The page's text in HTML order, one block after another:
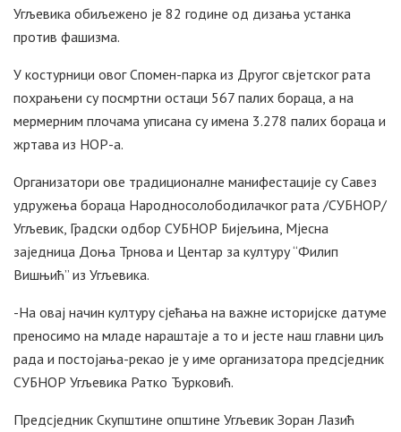
Угљевика обиљежено је 82 године од дизања устанка
против фашизма.
У костурници овог Спомен-парка из Другог свјетског рата
похрањени су посмртни остаци 567 палих бораца, а на
мермерним плочама уписана су имена 3.278 палих бораца и
жртава из НОР-а.
Организатори ове традиционалне манифестације су Савез
удружења бораца Народносолободилачког рата /СУБНОР/
Угљевик, Градски одбор СУБНОР Бијељина, Мјесна
заједница Доња Трнова и Центар за културу “Филип
Вишњић” из Угљевика.
-На овај начин културу сјећања на важне историјске датуме
преносимо на младе нараштаје а то и јесте наш главни циљ
рада и постојања-рекао је у име организатора предсједник
СУБНОР Угљевика Ратко Ђурковић.
Предсједник Скупштине општине Угљевик Зоран Лазић